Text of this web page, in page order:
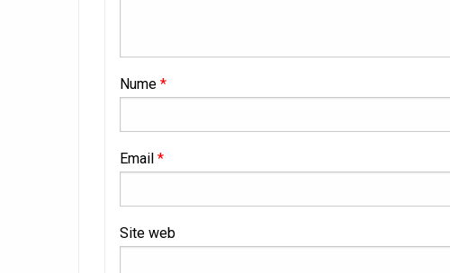
Nume *
Email *
Site web